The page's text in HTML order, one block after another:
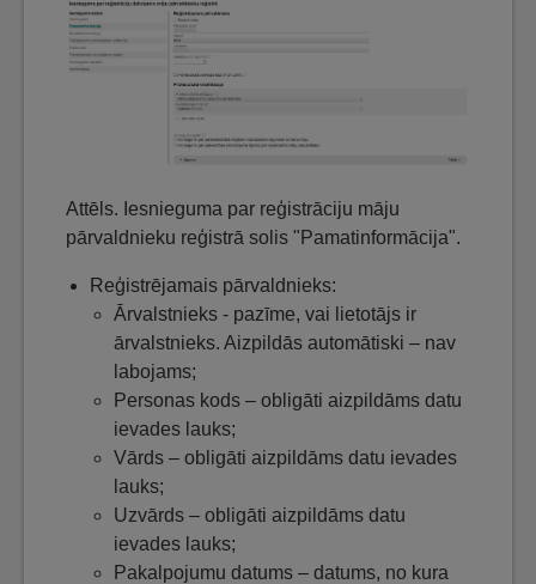
Attēls. Iesnieguma par reģistrāciju māju
pārvaldnieku reģistrā solis "Pamatinformācija".
Reģistrējamais pārvaldnieks:
Ārvalstnieks - pazīme, vai lietotājs ir
ārvalstnieks. Aizpildās automātiski – nav
labojams;
Personas kods – obligāti aizpildāms datu
ievades lauks;
Vārds – obligāti aizpildāms datu ievades
lauks;
Uzvārds – obligāti aizpildāms datu
ievades lauks;
Pakalpojumu datums – datums, no kura